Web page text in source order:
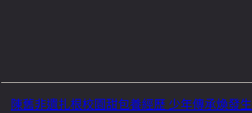
陳舊非遺扎根校園甜包養經歷 少年傳承煥發生